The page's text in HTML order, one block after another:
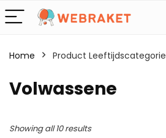
Home Product Leeftijdscategorie
‎Volwassene
Showing all 10 results